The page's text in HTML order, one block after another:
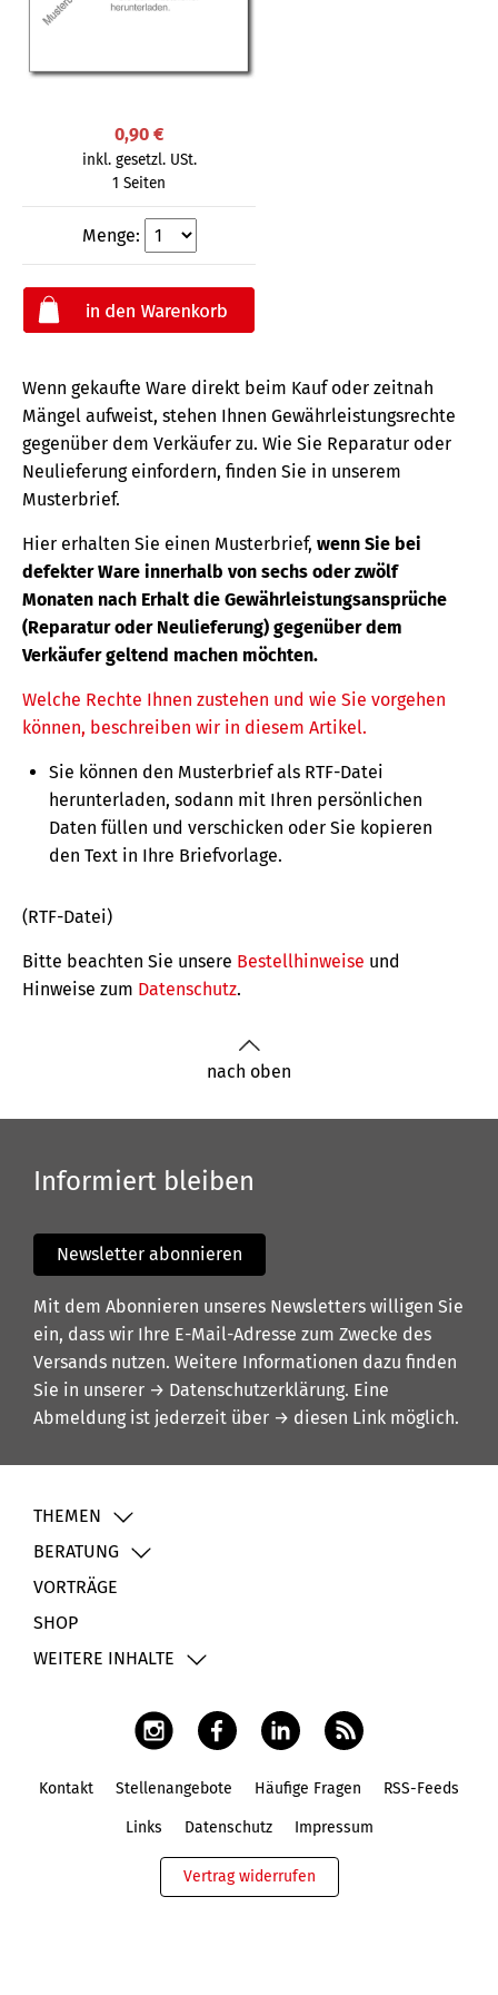
0,90 €
inkl. gesetzl. USt.
1 Seiten
Menge:
Wenn gekaufte Ware direkt beim Kauf oder zeitnah
Mängel aufweist, stehen Ihnen Gewährleistungsrechte
gegenüber dem Verkäufer zu. Wie Sie Reparatur oder
Neulieferung einfordern, finden Sie in unserem
Musterbrief.
Hier erhalten Sie einen Musterbrief, wenn Sie bei
defekter Ware innerhalb von sechs oder zwölf
Monaten nach Erhalt die Gewährleistungsansprüche
(Reparatur oder Neulieferung) gegenüber dem
Verkäufer geltend machen möchten.
Welche Rechte Ihnen zustehen und wie Sie vorgehen
können, beschreiben wir in diesem Artikel.
Sie können den Musterbrief als RTF-Datei
herunterladen, sodann mit Ihren persönlichen
Daten füllen und verschicken oder Sie kopieren
den Text in Ihre Briefvorlage.
(RTF-Datei)
Bitte beachten Sie unsere Bestellhinweise und
Hinweise zum Datenschutz.
nach oben
Informiert bleiben
Newsletter abonnieren
Mit dem Abonnieren unseres Newsletters willigen Sie
ein, dass wir Ihre E-Mail-Adresse zum Zwecke des
Versands nutzen. Weitere Informationen dazu finden
Sie in unserer → Datenschutzerklärung. Eine
Abmeldung ist jederzeit über → diesen Link möglich.
THEMEN
BERATUNG
VORTRÄGE
SHOP
WEITERE INHALTE
Kontakt Stellenangebote Häufige Fragen RSS-Feeds
Links Datenschutz Impressum
Vertrag widerrufen